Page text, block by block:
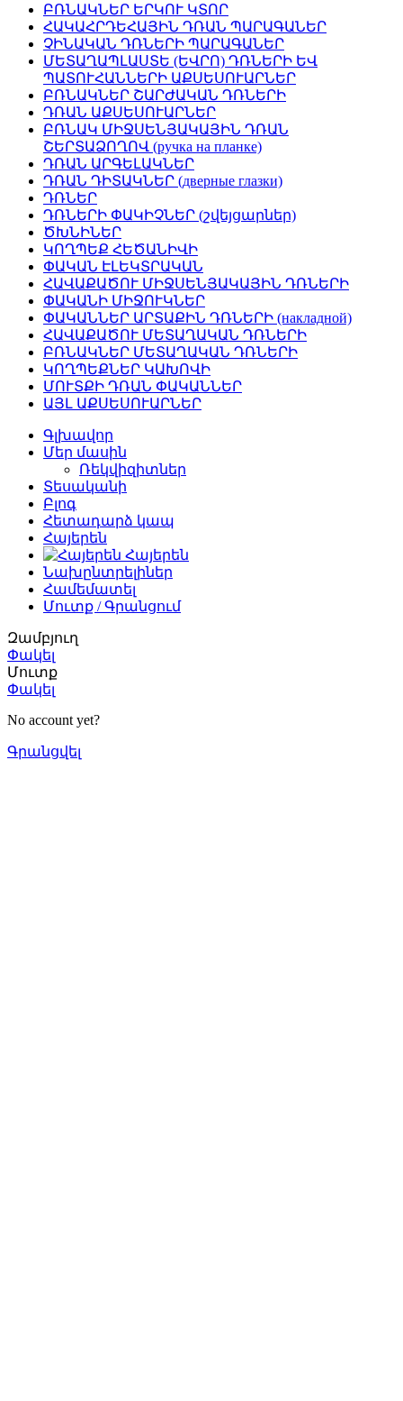
ԲՌՆԱԿՆԵՐ ԵՐԿՈՒ ԿՏՈՐ
ՀԱԿԱՀՐԴԵՀԱՅԻՆ ԴՌԱՆ ՊԱՐԱԳԱՆԵՐ
ՉԻՆԱԿԱՆ ԴՌՆԵՐԻ ՊԱՐԱԳԱՆԵՐ
ՄԵՏԱՂԱՊԼԱՍՏԵ (ԵՎՐՈ) ԴՌՆԵՐԻ ԵՎ
ՊԱՏՈՒՀԱՆՆԵՐԻ ԱՔՍԵՍՈՒԱՐՆԵՐ
ԲՌՆԱԿՆԵՐ ՇԱՐԺԱԿԱՆ ԴՌՆԵՐԻ
ԴՌԱՆ ԱՔՍԵՍՈՒԱՐՆԵՐ
ԲՌՆԱԿ ՄԻՋՍԵՆՅԱԿԱՅԻՆ ԴՌԱՆ
ՇԵՐՏԱՁՈՂՈՎ (ручка на планке)
ԴՌԱՆ ԱՐԳԵԼԱԿՆԵՐ
ԴՌԱՆ ԴԻՏԱԿՆԵՐ (дверные глазки)
ԴՌՆԵՐ
ԴՌՆԵՐԻ ՓԱԿԻՉՆԵՐ (շվեյցարներ)
ԾԽՆԻՆԵՐ
ԿՈՂՊԵՔ ՀԵԾԱՆԻՎԻ
ՓԱԿԱՆ ԷԼԵԿՏՐԱԿԱՆ
ՀԱՎԱՔԱԾՈՒ ՄԻՋՍԵՆՅԱԿԱՅԻՆ ԴՌՆԵՐԻ
ՓԱԿԱՆԻ ՄԻՋՈՒԿՆԵՐ
ՓԱԿԱՆՆԵՐ ԱՐՏԱՔԻՆ ԴՌՆԵՐԻ (накладной)
ՀԱՎԱՔԱԾՈՒ ՄԵՏԱՂԱԿԱՆ ԴՌՆԵՐԻ
ԲՌՆԱԿՆԵՐ ՄԵՏԱՂԱԿԱՆ ԴՌՆԵՐԻ
ԿՈՂՊԵՔՆԵՐ ԿԱԽՈՎԻ
ՄՈՒՏՔԻ ԴՌԱՆ ՓԱԿԱՆՆԵՐ
ԱՅԼ ԱՔՍԵՍՈՒԱՐՆԵՐ
Գլխավոր
Մեր մասին
Ռեկվիզիտներ
Տեսականի
Բլոգ
Հետադարձ կապ
Հայերեն
Հայերեն
Նախընտրելիներ
Համեմատել
Մուտք / Գրանցում
Զամբյուղ
Փակել
Մուտք
Փակել
No account yet?
Գրանցվել